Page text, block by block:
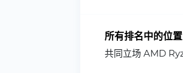
所有排名中的位置
共同立场 AMD